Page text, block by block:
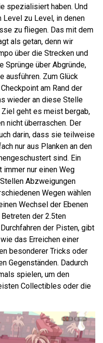
spezialisiert haben. Und
Level zu Level, in denen
zu fliegen. Das mit dem
als getan, denn wir
über die Strecken und
über Abgründe,
ausführen. Zum Glück
am Rand der
wieder an diese Stelle
geht es meist bergab,
nicht überraschen. Der
darin, dass sie teilweise
nur aus Planken an den
sind. Ein
nur einen Weg
Abzweigungen
Wegen wählen
Wechsel der Ebenen
der 2.5ten
der Pisten, gibt
das Erreichen einer
besonderer Tricks oder
Gegenständen. Dadurch
spielen, um den
Collectibles oder die